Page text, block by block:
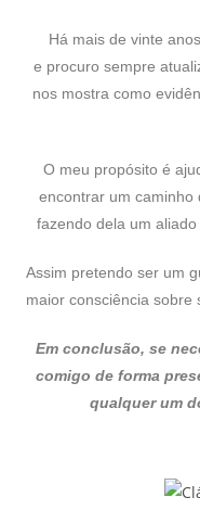
Há mais de vinte
e procuro sempre
nos mostra como
O meu propósito é
encontrar um caminho
fazendo dela um
Assim pretendo ser um
maior consciência sobre
Em conclusão, se
comigo de forma
qualquer um